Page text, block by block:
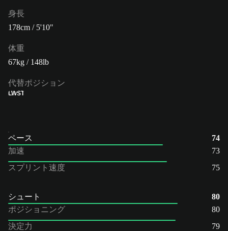
身長
178cm / 5'10"
体重
67kg / 148lb
代替ポジション
LWST
ペース
74
加速
73
スプリント速度
75
シュート
80
ポジショニング
80
決定力
79